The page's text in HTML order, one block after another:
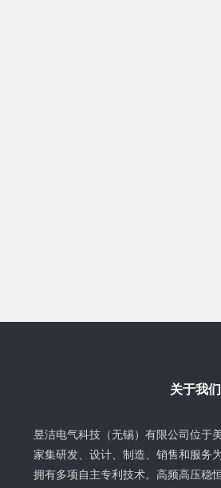
关于我们
昱洁电气科技（无锡）有限公司位于
家集研发、设计、制造、销售和服务
拥有多项自主专利技术。高频高压稳